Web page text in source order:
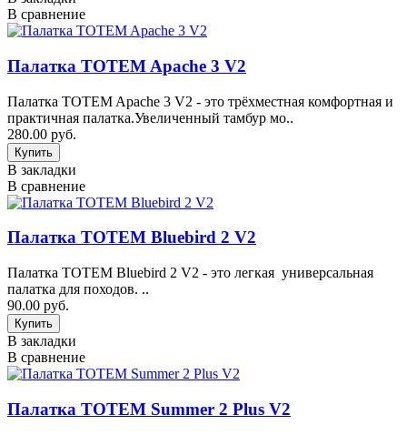
В сравнение
Палатка TOTEM Apache 3 V2
Палатка TOTEM Apache 3 V2 - это трёхместная комфортная и
практичная палатка.Увеличенный тамбур мо..
280.00 руб.
В закладки
В сравнение
Палатка TOTEM Bluebird 2 V2
Палатка TOTEM Bluebird 2 V2 - это легкая универсальная
палатка для походов. ..
90.00 руб.
В закладки
В сравнение
Палатка TOTEM Summer 2 Plus V2